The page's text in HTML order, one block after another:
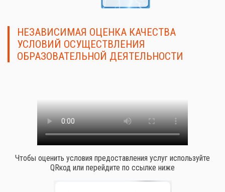
НЕЗАВИСИМАЯ ОЦЕНКА КАЧЕСТВА
УСЛОВИЙ ОСУЩЕСТВЛЕНИЯ
ОБРАЗОВАТЕЛЬНОЙ ДЕЯТЕЛЬНОСТИ
Чтобы оценить условия предоставления услуг используйте
QRкод или перейдите по ссылке ниже